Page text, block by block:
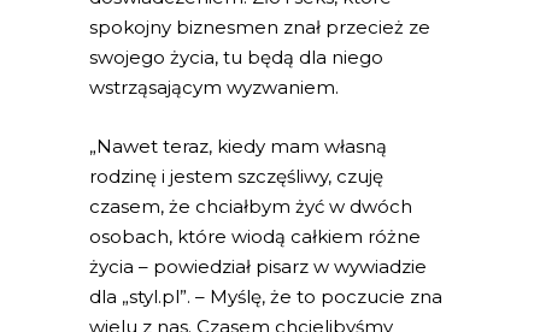
spokojny biznesmen znał przecież ze
swojego życia, tu będą dla niego
wstrząsającym wyzwaniem.
„Nawet teraz, kiedy mam własną
rodzinę i jestem szczęśliwy, czuję
czasem, że chciałbym żyć w dwóch
osobach, które wiodą całkiem różne
życia – powiedział pisarz w wywiadzie
dla „styl.pl”. – Myślę, że to poczucie zna
wielu z nas. Czasem chcielibyśmy